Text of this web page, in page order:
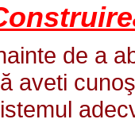
de a
aveti